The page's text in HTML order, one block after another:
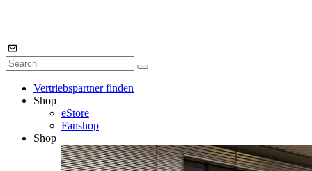
Vertriebspartner finden
Shop
eStore
Fanshop
Shop